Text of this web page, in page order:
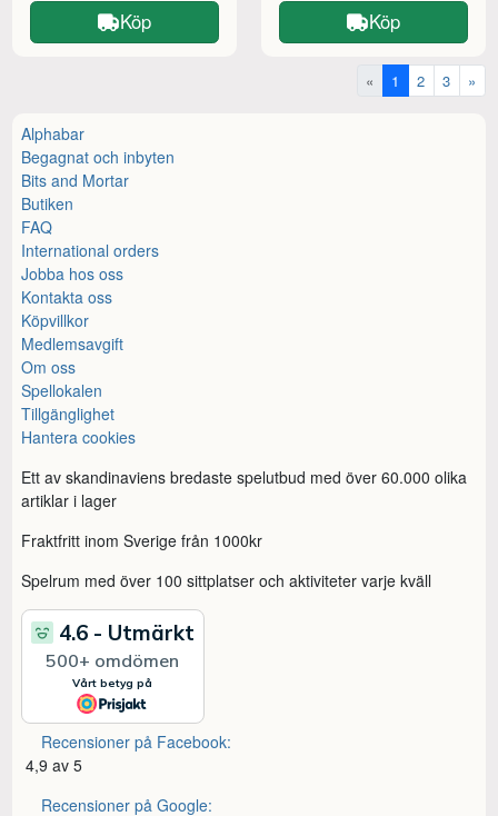
Köp Köp
« 1 2 3 »
Alphabar
Begagnat och inbyten
Bits and Mortar
Butiken
FAQ
International orders
Jobba hos oss
Kontakta oss
Köpvillkor
Medlemsavgift
Om oss
Spellokalen
Tillgänglighet
Hantera cookies
Ett av skandinaviens bredaste spelutbud med över 60.000 olika
artiklar i lager
Fraktfritt inom Sverige från 1000kr
Spelrum med över 100 sittplatser och aktiviteter varje kväll
Recensioner på Facebook:
4,9 av 5
Recensioner på Google: